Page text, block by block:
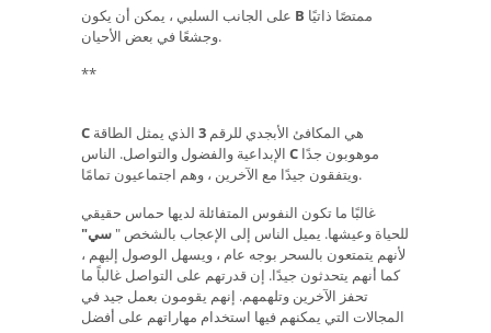
B
وجشعًا في بعض الأحيان.
**
C هي المكافئ الأبجدي للرقم 3 الذي يمثل الطاقة
C
ويتفقون جيدًا مع الآخرين ، وهم اجتماعيون تمامًا.
غالبًا ما تكون النفوس المتفائلة لديها حماس حقيقي
للحياة وعيشها. يميل الناس إلى الإعجاب بالشخص " سي"
لأنهم يتمتعون بالسحر بوجه عام ، ويسهل الوصول إليهم ،
كما أنهم يتحدثون جيدًا. إن قدرتهم على التواصل غالباً ما
تحفز الآخرين وتلهمهم. إنهم يقومون بعمل جيد في
المجالات التي يمكنهم فيها استخدام مهاراتهم على أفضل